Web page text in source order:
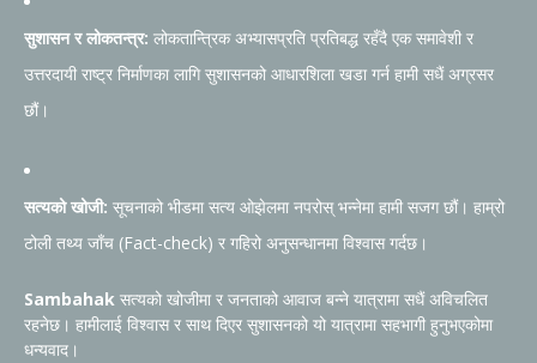
सुशासन र लोकतन्त्र: लोकतान्त्रिक अभ्यासप्रति प्रतिबद्ध रहँदै एक समावेशी र
उत्तरदायी राष्ट्र निर्माणका लागि सुशासनको आधारशिला खडा गर्न हामी सधैं अग्रसर
छौं।
सत्यको खोजी: सूचनाको भीडमा सत्य ओझेलमा नपरोस् भन्नेमा हामी सजग छौं। हाम्रो
टोली तथ्य जाँच (Fact-check) र गहिरो अनुसन्धानमा विश्वास गर्दछ।
Sambahak सत्यको खोजीमा र जनताको आवाज बन्ने यात्रामा सधैं अविचलित
रहनेछ। हामीलाई विश्वास र साथ दिएर सुशासनको यो यात्रामा सहभागी हुनुभएकोमा
धन्यवाद।